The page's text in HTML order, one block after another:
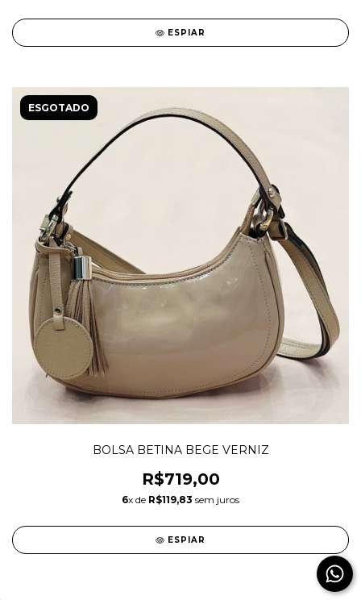
ESPIAR
ESGOTADO
BOLSA BETINA BEGE VERNIZ
R$719,00
6x de R$119,83 sem juros
ESPIAR